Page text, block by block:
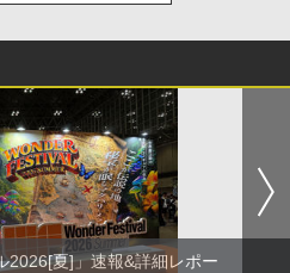
2026[夏]」速報&詳細レポー